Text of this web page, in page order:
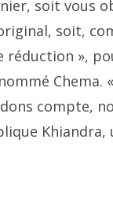
soit vous
soit,
réduction »,
Chema.
compte,
Khiandra,